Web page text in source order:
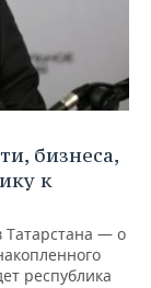
бизнеса,
к
Татарстана — о
республика